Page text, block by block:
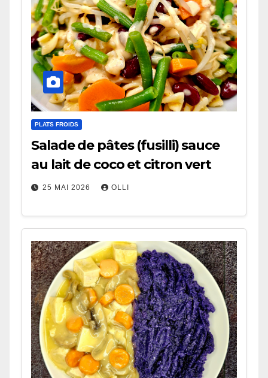
PLATS FROIDS
Salade de pâtes (fusilli) sauce
au lait de coco et citron vert
25 MAI 2026 OLLI